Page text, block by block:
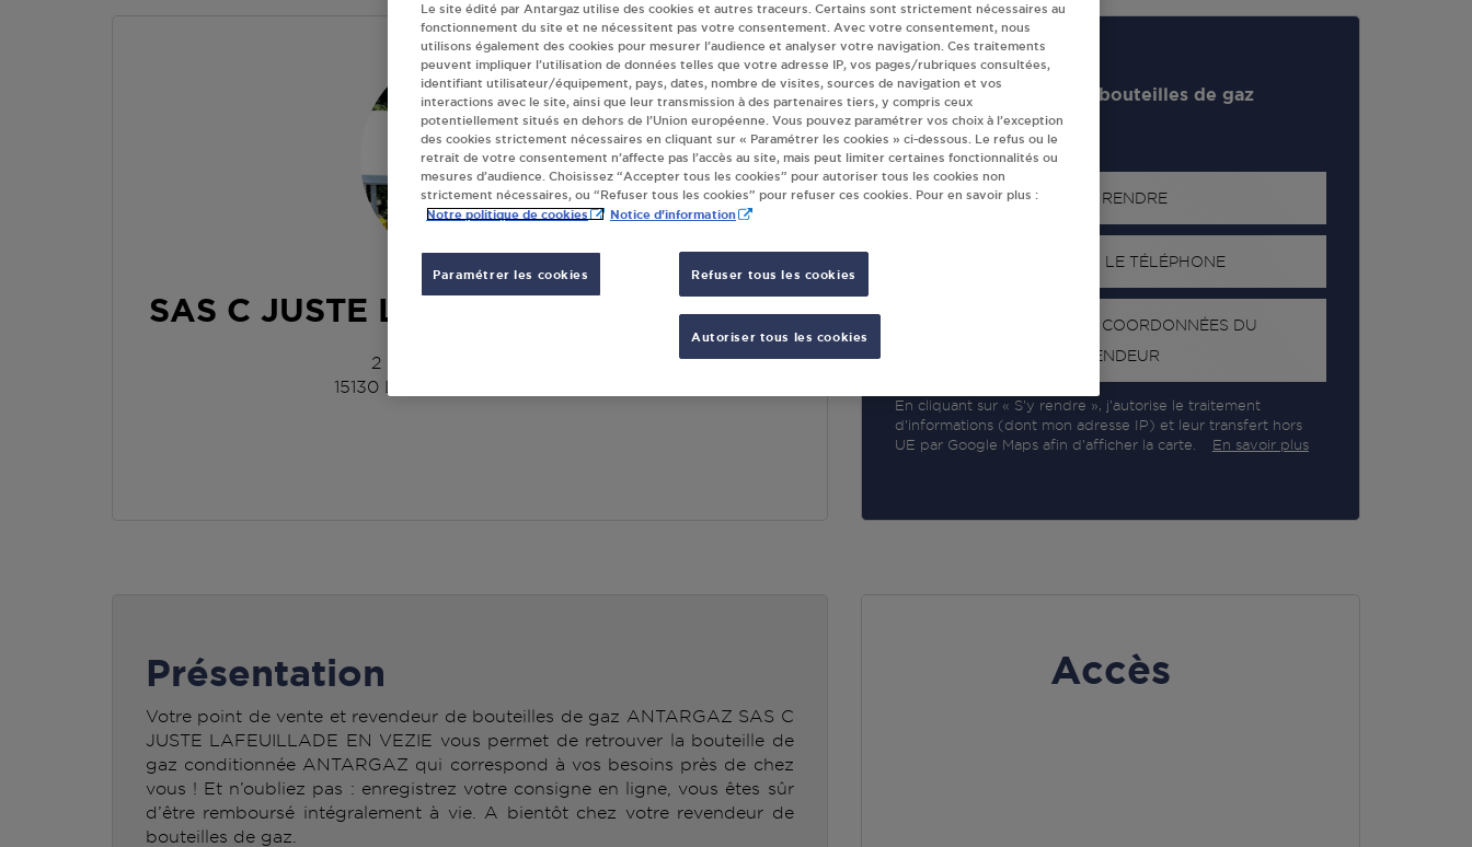
SAS C JUSTE LAFEUILLADE EN VEZIE
2 RUE LOUIS MAFFRE
15130 LAFEUILLADE EN VEZIE
Revendeur de bouteilles de gaz
S'Y RENDRE
AFFICHER LE TÉLÉPHONE
RECEVOIR LES COORDONNÉES DU
REVENDEUR
En cliquant sur « S’y rendre », j’autorise le traitement
d’informations (dont mon adresse IP) et leur transfert hors
UE par Google Maps afin d’afficher la carte.
En savoir plus
Accès
Présentation
Votre point de vente et revendeur de bouteilles de gaz ANTARGAZ SAS C
JUSTE LAFEUILLADE EN VEZIE vous permet de retrouver la bouteille de
gaz conditionnée ANTARGAZ qui correspond à vos besoins près de chez
vous ! Et n’oubliez pas : enregistrez votre consigne en ligne, vous êtes sûr
d’être remboursé intégralement à vie. A bientôt chez votre revendeur de
bouteilles de gaz.
Le site édité par Antargaz utilise des cookies et autres traceurs. Certains sont strictement nécessaires au
fonctionnement du site et ne nécessitent pas votre consentement. Avec votre consentement, nous
utilisons également des cookies pour mesurer l’audience et analyser votre navigation. Ces traitements
peuvent impliquer l’utilisation de données telles que votre adresse IP, vos pages/rubriques consultées,
identifiant utilisateur/équipement, pays, dates, nombre de visites, sources de navigation et vos
interactions avec le site, ainsi que leur transmission à des partenaires tiers, y compris ceux
potentiellement situés en dehors de l’Union européenne. Vous pouvez paramétrer vos choix à l’exception
des cookies strictement nécessaires en cliquant sur « Paramétrer les cookies » ci-dessous. Le refus ou le
retrait de votre consentement n’affecte pas l’accès au site, mais peut limiter certaines fonctionnalités ou
mesures d’audience. Choisissez “Accepter tous les cookies” pour autoriser tous les cookies non
strictement nécessaires, ou “Refuser tous les cookies” pour refuser ces cookies. Pour en savoir plus :
Notre politique de cookies Notice d'information
Paramétrer les cookies Refuser tous les cookies
Autoriser tous les cookies